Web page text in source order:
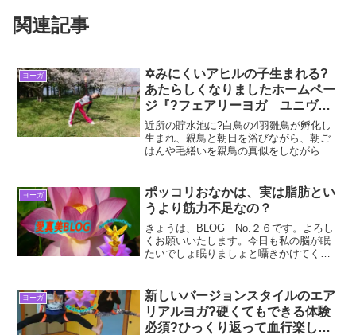
関連記事
ヨーガ
✡みにくいアヒルの子生まれる?
あたらしくなりましたホームペー
ジ『?フェアリーヨガ ユニヴァ
ース?』「今ここ」からを脱皮
（卒業）して『未来から』
の・・・
近所の貯水池に?白鳥の4羽雛鳥が孵化し
生まれ、親鳥と朝日を浴びながら、朝ご
はんや毛繕いを親鳥の真似をしながら、
成功?『?白鳥さん?有難うございます。』
ホント、童話アンデ...
ヨーガ
ポッコリおなかは、実は脂肪とい
うより筋力不足なの？
きょうは、BLOG No.２６です。よろし
くお願いいたします。今日も私の脳が眠
たいでしょ眠りましょと囁きかけてくる
意識にある進化” すべてが良い方向に進
化しますように...
ヨーガ
新しいバージョンスタイルのエア
リアルヨガ?硬くてもできる体験
必須?ひっくり返って血行楽しい